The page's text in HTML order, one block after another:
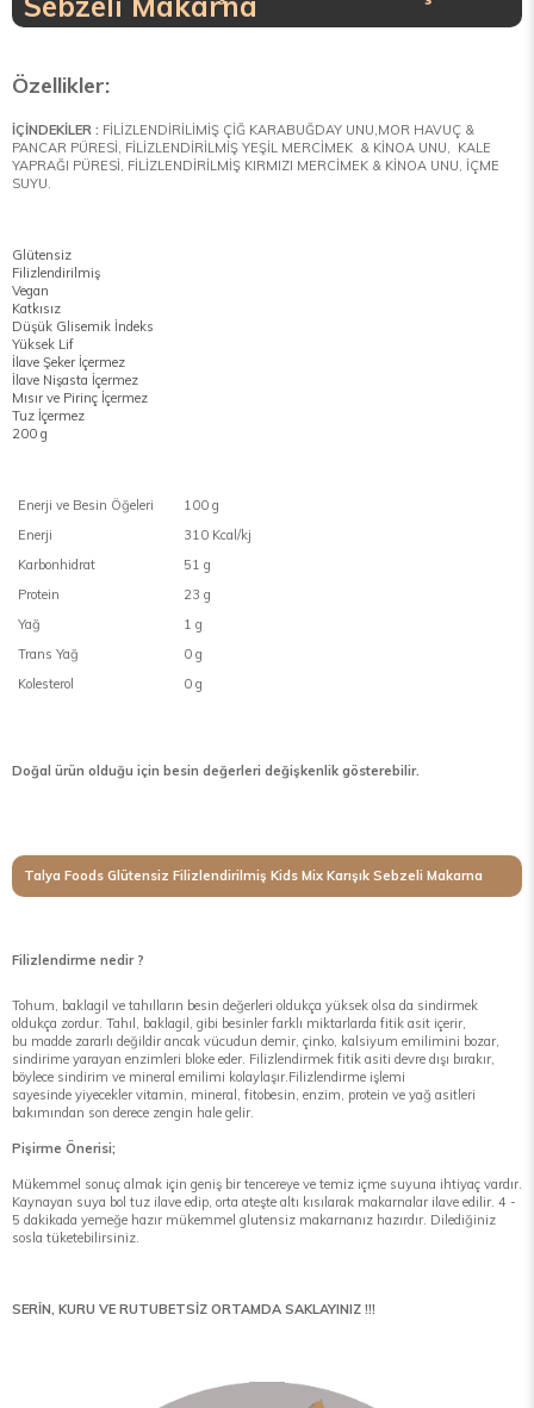
Özellikler:
İÇİNDEKİLER : FİLİZLENDİRİLİMİŞ ÇİĞ KARABUĞDAY UNU,MOR HAVUÇ &
PANCAR PÜRESİ, FİLİZLENDİRİLMİŞ YEŞİL MERCİMEK & KİNOA UNU, KALE
YAPRAĞI PÜRESİ, FİLİZLENDİRİLMİŞ KIRMIZI MERCİMEK & KİNOA UNU, İÇME
SUYU.
Glütensiz
Filizlendirilmiş
Vegan
Katkısız
Düşük Glisemik İndeks
Yüksek Lif
İlave Şeker İçermez
İlave Nişasta İçermez
Mısır ve Pirinç İçermez
Tuz İçermez
200 g
Enerji ve Besin Öğeleri
100 g
Enerji
310 Kcal/kj
Karbonhidrat
51 g
Protein
23 g
Yağ
1 g
Trans Yağ
0 g
Kolesterol
0 g
Doğal ürün olduğu için besin değerleri değişkenlik gösterebilir.
Talya Foods Glütensiz Filizlendirilmiş Kids Mix Karışık Sebzeli Makarna
Filizlendirme nedir ?
Tohum, baklagil ve tahılların besin değerleri oldukça yüksek olsa da sindirmek
oldukça zordur. Tahıl, baklagil, gibi besinler farklı miktarlarda fitik asit içerir,
bu madde zararlı değildir ancak vücudun demir, çinko, kalsiyum emilimini bozar,
sindirime yarayan enzimleri bloke eder. Filizlendirmek fitik asiti devre dışı bırakır,
böylece sindirim ve mineral emilimi kolaylaşır.Filizlendirme işlemi
sayesinde yiyecekler vitamin, mineral, fitobesin, enzim, protein ve yağ asitleri
bakımından son derece zengin hale gelir.
Pişirme Önerisi;
Mükemmel sonuç almak için geniş bir tencereye ve temiz içme suyuna ihtiyaç vardır.
Kaynayan suya bol tuz ilave edip, orta ateşte altı kısılarak makarnalar ilave edilir. 4 -
5 dakikada yemeğe hazır mükemmel glutensiz makarnanız hazırdır. Dilediğiniz
sosla tüketebilirsiniz.
SERİN, KURU VE RUTUBETSİZ ORTAMDA SAKLAYINIZ !!!